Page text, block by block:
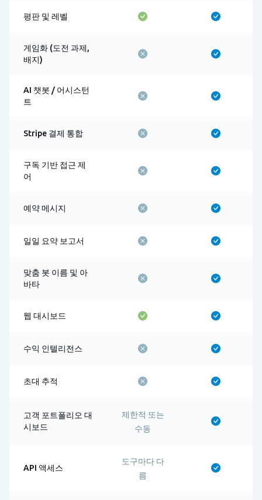
평판 및 레벨
게임화 (도전 과제,
배지)
AI 챗봇 / 어시스턴
트
Stripe 결제 통합
구독 기반 접근 제
어
예약 메시지
일일 요약 보고서
맞춤 봇 이름 및 아
바타
웹 대시보드
수익 인텔리전스
초대 추적
고객 포트폴리오 대
시보드
제한적 또는
수동
API 액세스
도구마다 다
름